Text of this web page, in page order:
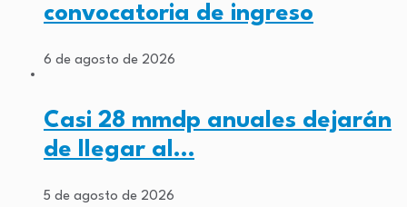
convocatoria de ingreso
6 de agosto de 2026
Casi 28 mmdp anuales dejarán
de llegar al…
5 de agosto de 2026